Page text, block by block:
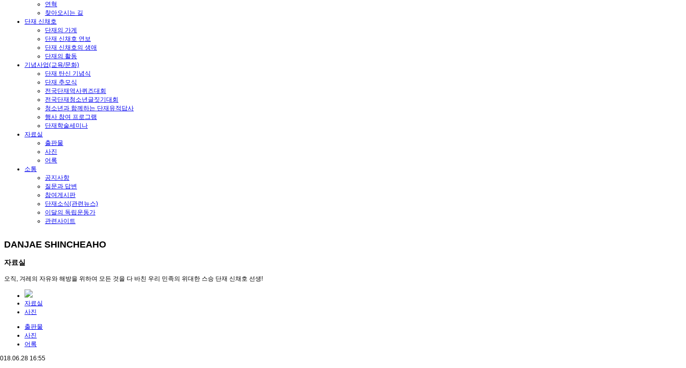
연혁
찾아오시는 길
단재 신채호
단재의 가계
단재 신채호 연보
단재 신채호의 생애
단재의 활동
기념사업(교육/문화)
단재 탄신 기념식
단재 추모식
전국단재역사퀴즈대회
전국단재청소년글짓기대회
청소년과 함께하는 단재유적답사
행사 참여 프로그램
단재학술세미나
자료실
출판물
사진
어록
소통
공지사항
질문과 답변
참여게시판
단재소식(관련뉴스)
이달의 독립운동가
관련사이트
DANJAE SHINCHEAHO
자료실
오직, 겨레의 자유와 해방을 위하여 모든 것을 다 바친 우리 민족의 위대한 스승 단재 신채호 선생!
자료실
사진
출판물
사진
어록
16:55